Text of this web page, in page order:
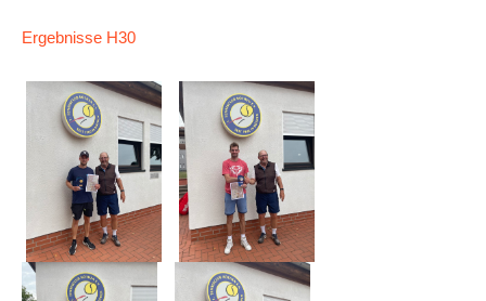
Ergebnisse H30